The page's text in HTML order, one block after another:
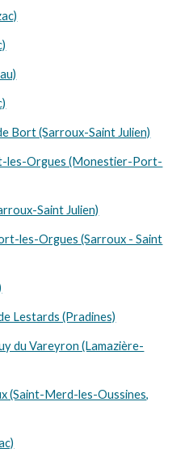
Bort (Sarroux-Saint Julien)
les-Orgues (Monestier-Port-
Saint Julien)
les-Orgues (Sarroux - Saint
Lestards (Pradines)
du Vareyron (Lamazière-
(Saint-Merd-les-Oussines,